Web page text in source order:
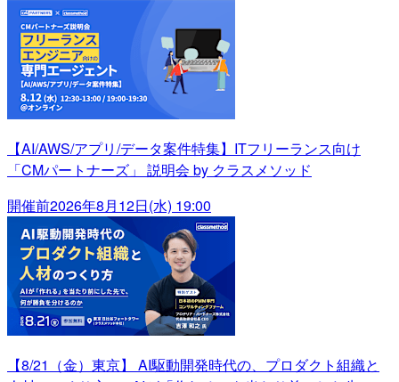
【AI/AWS/アプリ/データ案件特集】ITフリーランス向け
「CMパートナーズ」 説明会 by クラスメソッド
開催前2026年8月12日(水) 19:00
【8/21（金）東京】 AI駆動開発時代の、プロダクト組織と